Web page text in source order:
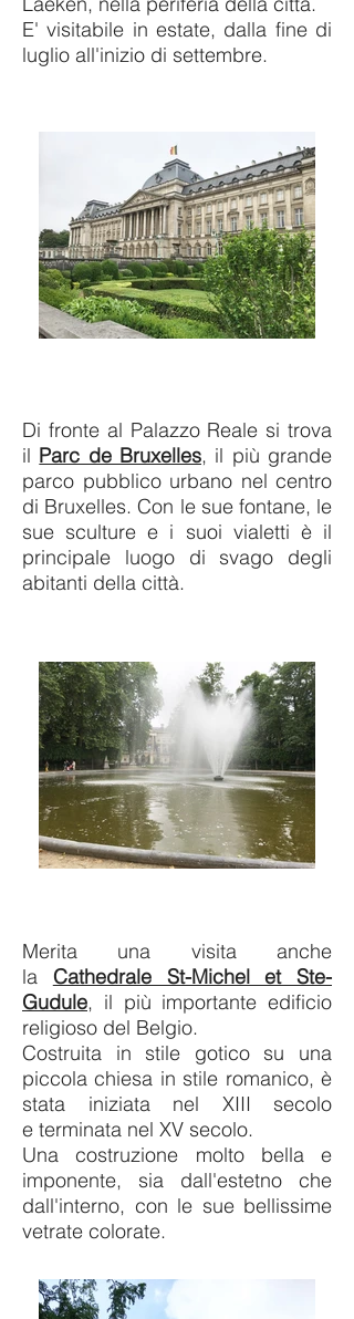
E' visitabile in estate, dalla fine di
luglio all'inizio di settembre.
Di fronte al Palazzo Reale si trova
il Parc de Bruxelles, il più grande
parco pubblico urbano nel centro
di Bruxelles. Con le sue fontane, le
sue sculture e i suoi vialetti è il
principale luogo di svago degli
abitanti della città.
Merita una visita anche
la Cathedrale St-Michel et Ste-
Gudule, il più importante edificio
religioso del Belgio.
Costruita in stile gotico su una
piccola chiesa in stile romanico, è
stata iniziata nel XIII secolo
e terminata nel XV secolo.
Una costruzione molto bella e
imponente, sia dall'estetno che
dall'interno, con le sue bellissime
vetrate colorate.